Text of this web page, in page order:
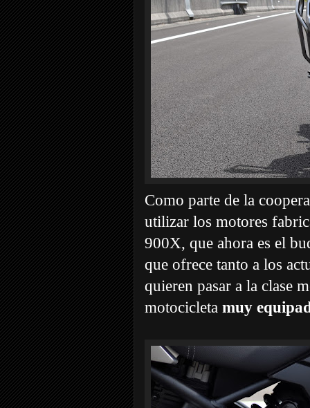
Como parte de la
utilizar los motores
900X, que ahora es el
que ofrece tanto a los
quieren pasar a la clase
motocicleta muy